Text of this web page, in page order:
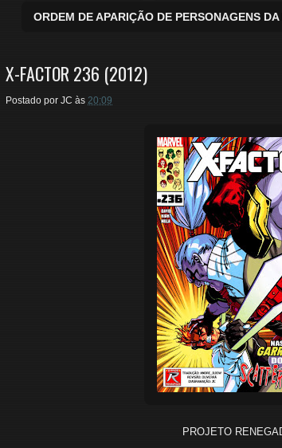
ORDEM DE APARIÇÃO DE PERSONAGENS
X-FACTOR 236 (2012)
Postado por JC às 20:09
PROJETO